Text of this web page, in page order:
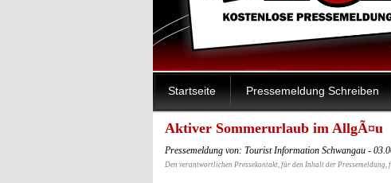
Startseite Pressemeldung Schreiben
Aktiver Sommerurlaub im AllgÃ¤u
Pressemeldung von: Tourist Information Schwangau -
Den verantwortlichen Pressekontakt, für den Inhalt der Pressemeldung,